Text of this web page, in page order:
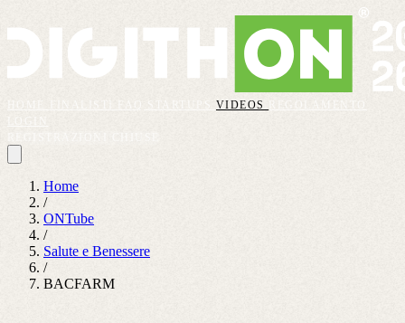
VIDEOS
REGOLAMENTO
Home
/
ONTube
/
Salute e Benessere
/
BACFARM